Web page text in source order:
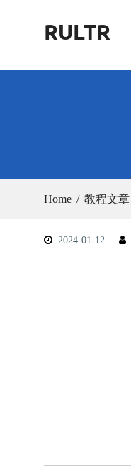
RULTR
Home 教程文章
2024-01-12